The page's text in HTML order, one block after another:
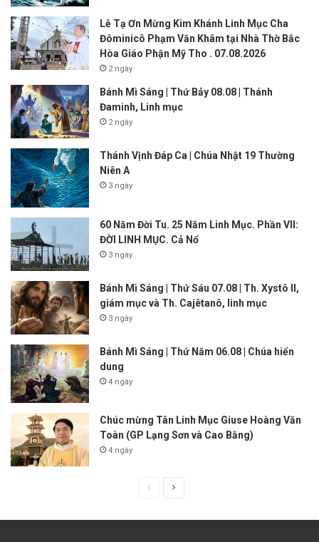
Lễ Tạ Ơn Mừng Kim Khánh Linh Mục Cha
Đôminicô Phạm Văn Khâm tại Nhà Thờ Bắc
Hòa Giáo Phận Mỹ Tho . 07.08.2026
2 ngày
Bánh Mì Sáng | Thứ Bảy 08.08 | Thánh
Đaminh, Linh mục
2 ngày
Thánh Vịnh Đáp Ca | Chúa Nhật 19 Thường
Niên A
3 ngày
60 Năm Đời Tu. 25 Năm Linh Mục. Phần VII:
ĐỜI LINH MỤC. Cả Nổ
3 ngày
Bánh Mì Sáng | Thứ Sáu 07.08 | Th. Xystô II,
giám mục và Th. Cajêtanô, linh mục
3 ngày
Bánh Mì Sáng | Thứ Năm 06.08 | Chúa hiển
dung
4 ngày
Chúc mừng Tân Linh Mục Giuse Hoàng Văn
Toàn (GP Lạng Sơn và Cao Bằng)
4 ngày